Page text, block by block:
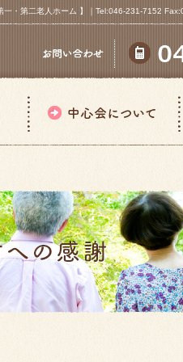
一・第二老人ホーム 】｜Tel:046-231-7152